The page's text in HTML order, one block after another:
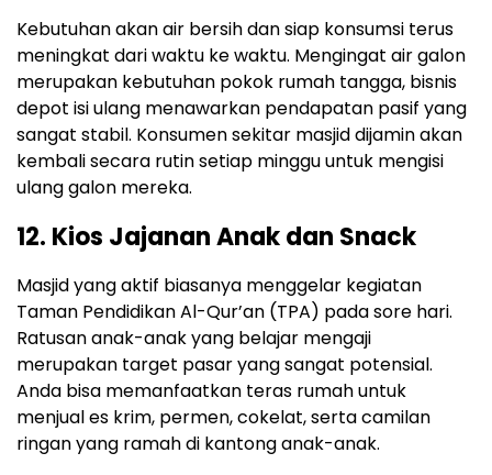
Kebutuhan akan air bersih dan siap konsumsi terus
meningkat dari waktu ke waktu. Mengingat air galon
merupakan kebutuhan pokok rumah tangga, bisnis
depot isi ulang menawarkan pendapatan pasif yang
sangat stabil. Konsumen sekitar masjid dijamin akan
kembali secara rutin setiap minggu untuk mengisi
ulang galon mereka.
12. Kios Jajanan Anak dan Snack
Masjid yang aktif biasanya menggelar kegiatan
Taman Pendidikan Al-Qur’an (TPA) pada sore hari.
Ratusan anak-anak yang belajar mengaji
merupakan target pasar yang sangat potensial.
Anda bisa memanfaatkan teras rumah untuk
menjual es krim, permen, cokelat, serta camilan
ringan yang ramah di kantong anak-anak.